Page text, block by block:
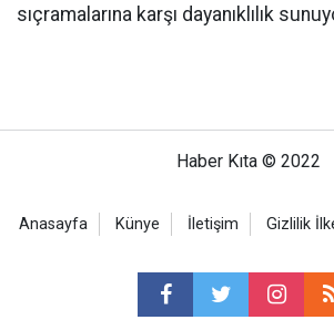
sıçramalarına karşı dayanıklılık
Haber Kıta © 2022
Anasayfa Künye İletişim Gizlilik